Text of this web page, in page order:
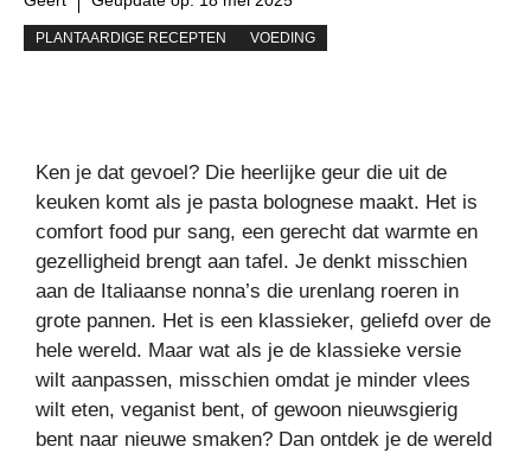
PLANTAARDIGE RECEPTEN VOEDING
Ken je dat gevoel? Die heerlijke geur die uit de
keuken komt als je pasta bolognese maakt. Het is
comfort food pur sang, een gerecht dat warmte en
gezelligheid brengt aan tafel. Je denkt misschien
aan de Italiaanse nonna’s die urenlang roeren in
grote pannen. Het is een klassieker, geliefd over de
hele wereld. Maar wat als je de klassieke versie
wilt aanpassen, misschien omdat je minder vlees
wilt eten, veganist bent, of gewoon nieuwsgierig
bent naar nieuwe smaken? Dan ontdek je de wereld